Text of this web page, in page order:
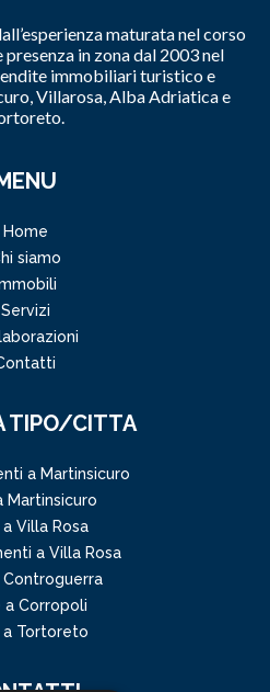
maturata nel corso
in zona dal 2003 nel
immobiliari turistico e
Villarosa, Alba Adriatica e
Home
siamo
Servizi
TIPO/CITTA
a Martinsicuro
Martinsicuro
Villa Rosa
a Villa Rosa
Controguerra
a Corropoli
a Tortoreto